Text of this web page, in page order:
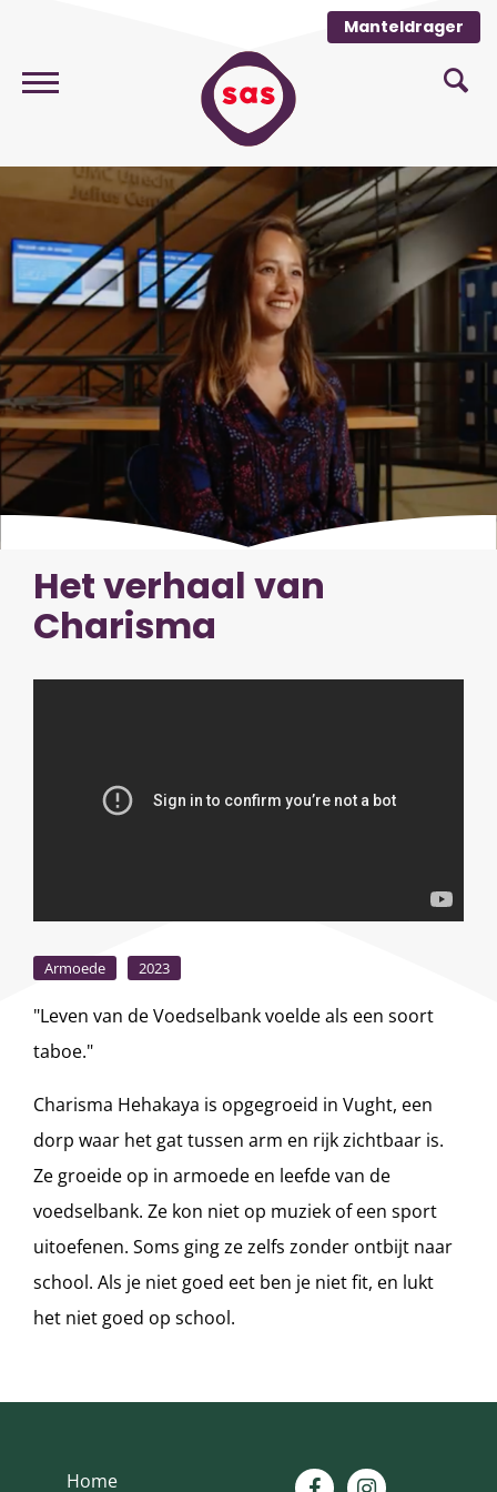
Manteldrager
Het verhaal van
Charisma
Armoede 2023
"Leven van de Voedselbank voelde als een soort
taboe."
Charisma Hehakaya is opgegroeid in Vught, een
dorp waar het gat tussen arm en rijk zichtbaar is.
Ze groeide op in armoede en leefde van de
voedselbank. Ze kon niet op muziek of een sport
uitoefenen. Soms ging ze zelfs zonder ontbijt naar
school. Als je niet goed eet ben je niet fit, en lukt
het niet goed op school.
Home